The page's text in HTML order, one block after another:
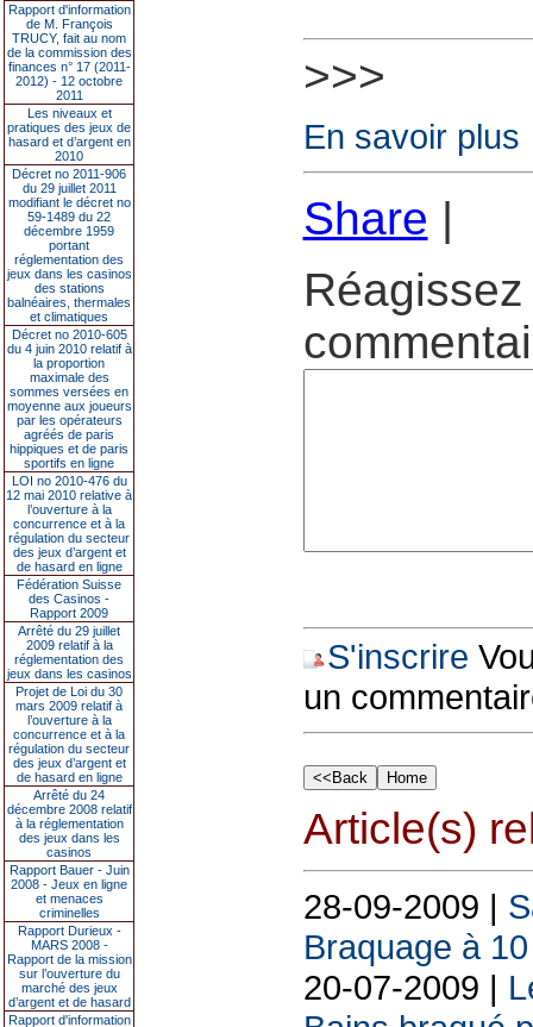
Rapport d'information
de M. François
TRUCY, fait au nom
de la commission des
finances n° 17 (2011-
2012) - 12 octobre
2011
Les niveaux et
pratiques des jeux de
hasard et d’argent en
2010
Décret no 2011-906
du 29 juillet 2011
modifiant le décret no
59-1489 du 22
décembre 1959
portant
réglementation des
jeux dans les casinos
des stations
balnéaires, thermales
et climatiques
Décret no 2010-605
du 4 juin 2010 relatif à
la proportion
maximale des
sommes versées en
moyenne aux joueurs
par les opérateurs
agréés de paris
hippiques et de paris
sportifs en ligne
LOI no 2010-476 du
12 mai 2010 relative à
l’ouverture à la
concurrence et à la
régulation du secteur
des jeux d’argent et
de hasard en ligne
Fédération Suisse
des Casinos -
Rapport 2009
Arrêté du 29 juillet
2009 relatif à la
réglementation des
jeux dans les casinos
Projet de Loi du 30
mars 2009 relatif à
l’ouverture à la
concurrence et à la
régulation du secteur
des jeux d’argent et
de hasard en ligne
Arrêté du 24
décembre 2008 relatif
à la réglementation
des jeux dans les
casinos
Rapport Bauer - Juin
2008 - Jeux en ligne
et menaces
criminelles
Rapport Durieux -
MARS 2008 -
Rapport de la mission
sur l’ouverture du
marché des jeux
d’argent et de hasard
Rapport d'information
>>>
En savoir plus
Share |
S'inscrire
un
Article(s)
28-09-2009 |
Braquage à
20-07-2009 |